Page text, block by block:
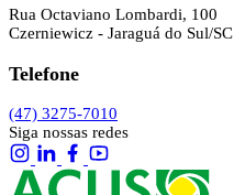
Rua Octaviano Lombardi, 100
Czerniewicz - Jaraguá do Sul/SC
Telefone
(47) 3275-7010
Siga nossas redes